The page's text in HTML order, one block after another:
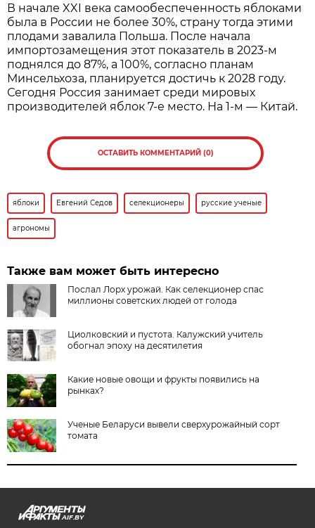
В начале XXI века самообеспеченность яблоками
была в России не более 30%, страну тогда этими
плодами завалила Польша. После начала
импортозамещения этот показатель в 2023-м
поднялся до 87%, а 100%, согласно планам
Минсельхоза, планируется достичь к 2028 году.
Сегодня Россия занимает среди мировых
производителей яблок 7-е место. На 1-м — Китай.
ОСТАВИТЬ КОММЕНТАРИЙ (0)
яблоки Евгений Седов селекционеры русские ученые
агрономы
Также вам может быть интересно
Послал Лорх урожай. Как селекционер спас
миллионы советских людей от голода
Циолковский и пустота. Калужский учитель
обогнал эпоху на десятилетия
Какие новые овощи и фрукты появились на
рынках?
Ученые Беларуси вывели сверхурожайный сорт
томата
AIF.BY